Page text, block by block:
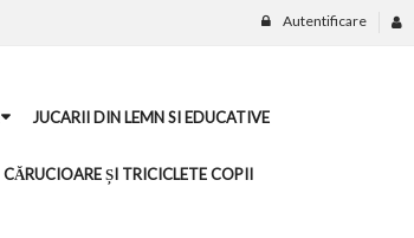
Autentificare
JUCARII DIN LEMN SI EDUCATIVE
CĂRUCIOARE ȘI TRICICLETE COPII